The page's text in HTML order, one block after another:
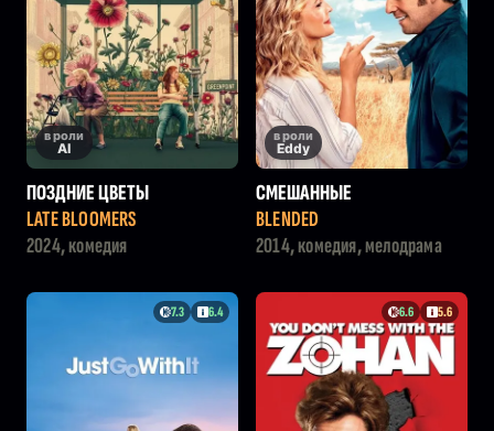
в роли
Al
ПОЗДНИЕ ЦВЕТЫ
LATE BLOOMERS
2024, комедия
в роли
Eddy
СМЕШАННЫЕ
BLENDED
2014, комедия, мелодрама
7.3 6.4 6.6 5.6